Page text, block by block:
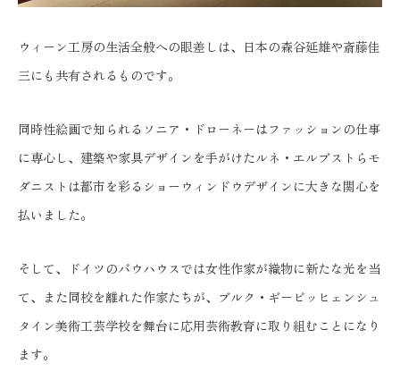
ウィーン工房の生活全般への眼差しは、日本の森谷延雄や斎藤佳
三にも共有されるものです。
同時性絵画で知られるソニア・ドローネーはファッションの仕事
に専心し、建築や家具デザインを手がけたルネ・エルブストらモ
ダニストは都市を彩るショーウィンドウデザインに大きな関心を
払いました。
そして、ドイツのバウハウスでは女性作家が織物に新たな光を当
て、また同校を離れた作家たちが、ブルク・ギービッヒェンシュ
タイン美術工芸学校を舞台に応用芸術教育に取り組むことになり
ます。